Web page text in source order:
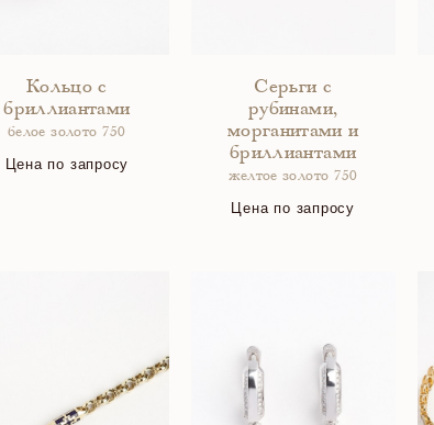
Кольцо с
бриллиантами
белое золото 750
Цена по запросу
Серьги с
рубинами,
морганитами и
бриллиантами
желтое золото 750
Цена по запросу